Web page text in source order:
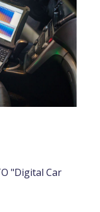
"Digital Car